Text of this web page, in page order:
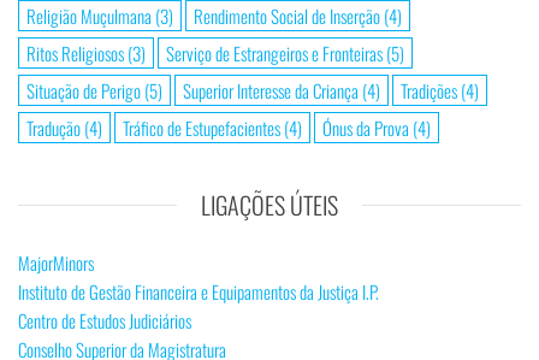
Religião Muçulmana (3) Rendimento Social de Inserção(4)
Ritos Religiosos(3) Serviço de Estrangeiros e Fronteiras(5)
Situação de Perigo(5) Superior Interesse da Criança (4) Tradições(4)
Tradução(4) Tráfico de Estupefacientes(4) Ónus da Prova (4)
LIGAÇÕES ÚTEIS
MajorMinors
Instituto de Gestão Financeira e Equipamentos da Justiça I.P.
Centro de Estudos Judiciários
Conselho Superior da Magistratura